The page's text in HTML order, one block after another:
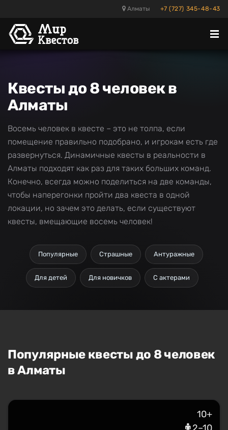
Алматы +7 (727) 345-48-43
Квесты до 8 человек в
Алматы
Восемь человек в квесте – это не толпа, если
помещение правильно подобрано, и игрокам есть где
развернуться. Динамичные квесты в реальности в
Алматы подходят как раз для таких больших команд.
Конечно, всегда можно поделиться на две команды,
чтобы наперегонки пройти два квеста в одной
локации, но зачем это делать, если существуют
квесты, вмещающие восемь человек!
Популярные Страшные Антуражные
Для детей Для новичков С актерами
Популярные квесты до 8 человек
в Алматы
10+